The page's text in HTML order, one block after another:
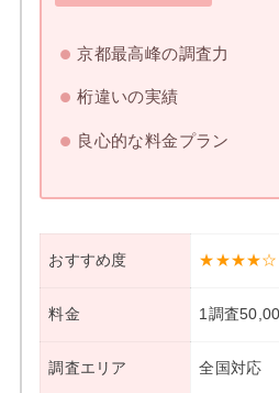
京都最高峰の調査力
桁違いの実績
良心的な料金プラン
おすすめ度 ★★★★☆
料金 1調査
調査エリア 全国対応